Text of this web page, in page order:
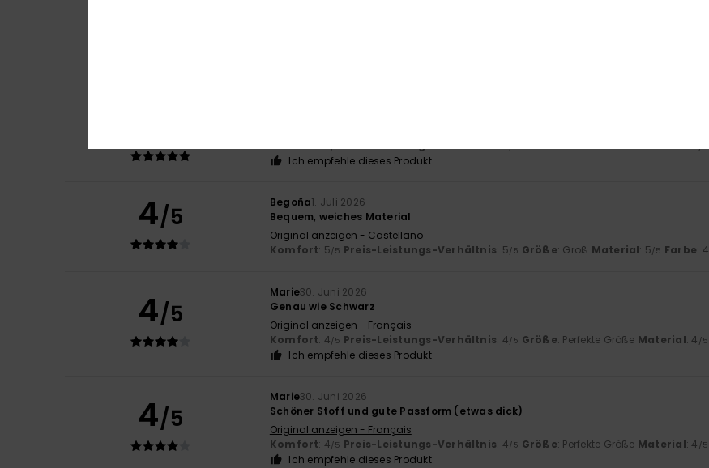
Komfort: 5 Preis-Leistungs-Verhältnis: 4 Größe: Perfekte GrößeMaterial: 5
Ich empfehle dieses Produkt
4/5 Begoña1. Juli 2026
Bequem, weiches Material
Original anzeigen - Castellano
Komfort: 5/5 Preis-Leistungs-Verhältnis: 5/5 Größe: Groß Material: 5/5 Farbe: 4
4/5
Marie30. Juni 2026
Genau wie Schwarz
Original anzeigen - Français
Komfort: 4/5 Preis-Leistungs-Verhältnis: 4/5 Größe: Perfekte Größe Material: 4 /5
Ich empfehle dieses Produkt
4/5
Marie30. Juni 2026
Schöner Stoff und gute Passform (etwas dick)
Original anzeigen - Français
Komfort: 4/5 Preis-Leistungs-Verhältnis: 4/5 Größe: Perfekte Größe Material: 4 /5
Ich empfehle dieses Produkt